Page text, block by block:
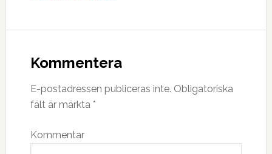
Kommentera
E-postadressen publiceras inte. Obligatoriska
fält är märkta *
Kommentar